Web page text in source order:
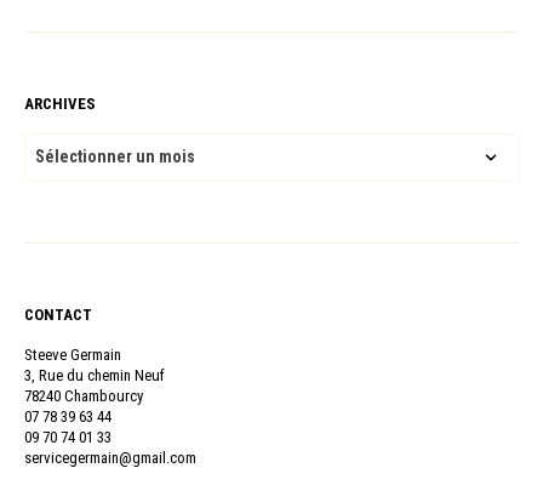
ARCHIVES
ARCHIVES
CONTACT
Steeve Germain
3, Rue du chemin Neuf
78240 Chambourcy
07 78 39 63 44
09 70 74 01 33
servicegermain@gmail.com